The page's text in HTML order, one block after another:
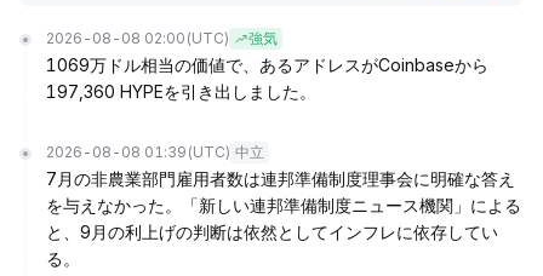
2026-08-08 02:00 (UTC) 強気
1069万ドル相当の価値で、あるアドレスがCoinbaseから
197,360 HYPEを引き出しました。
2026-08-08 01:39 (UTC) 中立
7月の非農業部門雇用者数は連邦準備制度理事会に明確な答え
を与えなかった。「新しい連邦準備制度ニュース機関」による
と、9月の利上げの判断は依然としてインフレに依存してい
る。